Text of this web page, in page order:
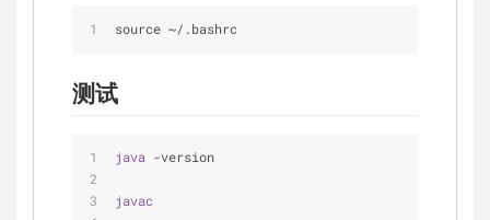
source ~/ .bashrc
测试
java -version
javac